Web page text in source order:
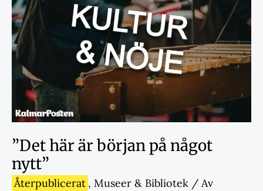
”Det här är början på något
nytt”
Återpublicerat , Museer & Bibliotek / Av